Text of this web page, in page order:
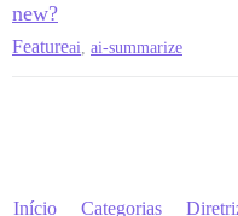
new?
Featureai ai-summarize
Início Categorias